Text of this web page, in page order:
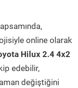
online olarak
Hilux 2.4 4x2
edebilir,
değiştiğini